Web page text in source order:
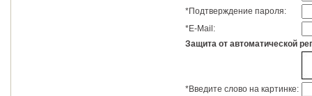
*Подтверждение пароля:
*E-Mail:
Защита от автоматической
*Введите слово на картинке: